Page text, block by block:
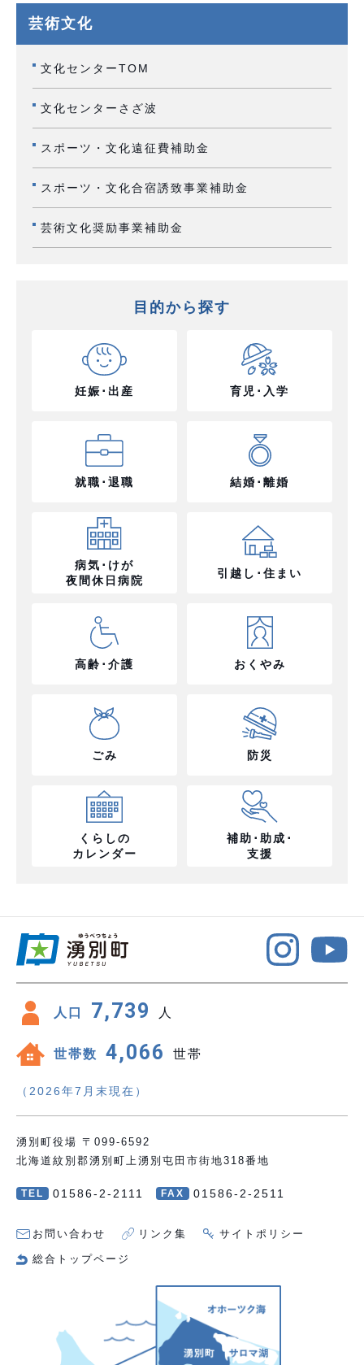
芸術文化
文化センターTOM
文化センターさざ波
スポーツ・文化遠征費補助金
スポーツ・文化合宿誘致事業補助金
芸術文化奨励事業補助金
目的から探す
妊娠･出産 育児･入学
就職･退職 結婚･離婚
病気･けが
夜間休日病院
引越し･住まい
高齢･介護 おくやみ
ごみ 防災
くらしの
カレンダー
補助･助成･
支援
人口 7,739 人
世帯数 4,066 世帯
（2026年7月末現在）
湧別町役場 〒099-6592
北海道紋別郡湧別町上湧別屯田市街地318番地
TEL 01586-2-2111 FAX 01586-2-2511
お問い合わせ リンク集 サイトポリシー
総合トップページ